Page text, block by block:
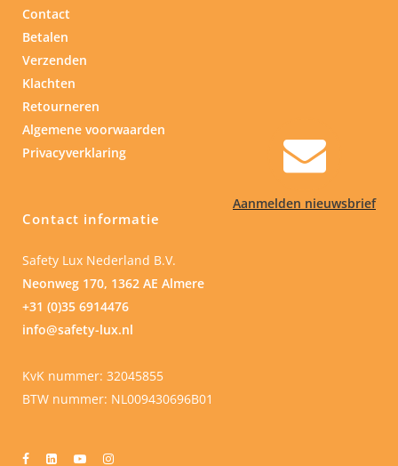
Aanmelden nieuwsbrief
Contact
Betalen
Verzenden
Klachten
Retourneren
Algemene voorwaarden
Privacyverklaring
Contact informatie
Safety Lux Nederland B.V.
Neonweg 170, 1362 AE Almere
+31 (0)35 6914476
info@safety-lux.nl
KvK nummer: 32045855
BTW nummer: NL009430696B01